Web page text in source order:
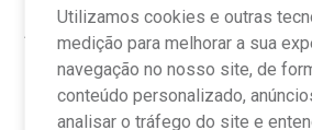
Utilizamos cookies e outras
medição para melhorar a sua
navegação no nosso site, de
conteúdo personalizado,
analisar o tráfego do site e
Downloads
Assistência Técnica Meber
Canais de Atendimento